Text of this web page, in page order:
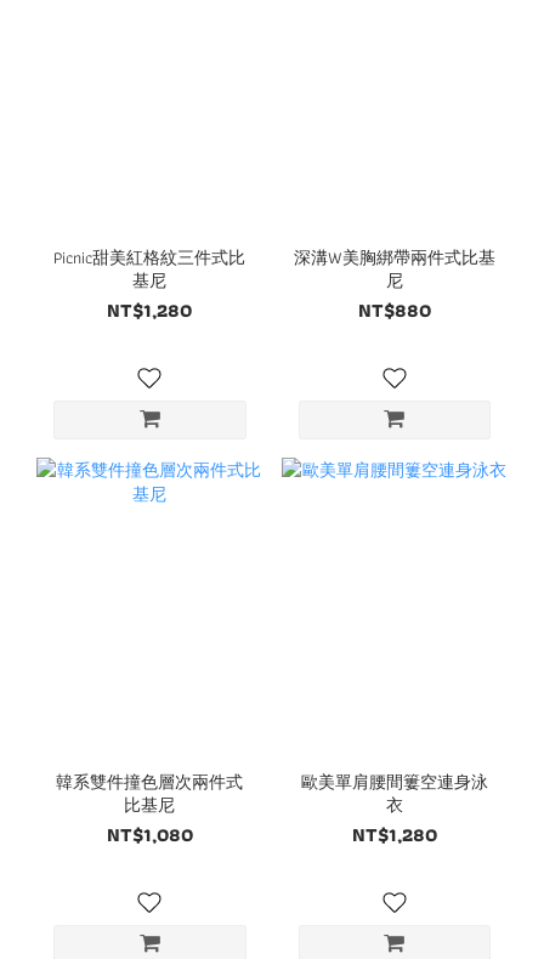
Picnic甜美紅格紋三件式比
基尼
NT$1,280
深溝W美胸綁帶兩件式比基
尼
NT$880
韓系雙件撞色層次兩件式
比基尼
NT$1,080
歐美單肩腰間簍空連身泳
衣
NT$1,280